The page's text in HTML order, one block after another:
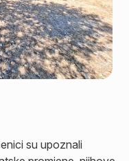
su upoznali